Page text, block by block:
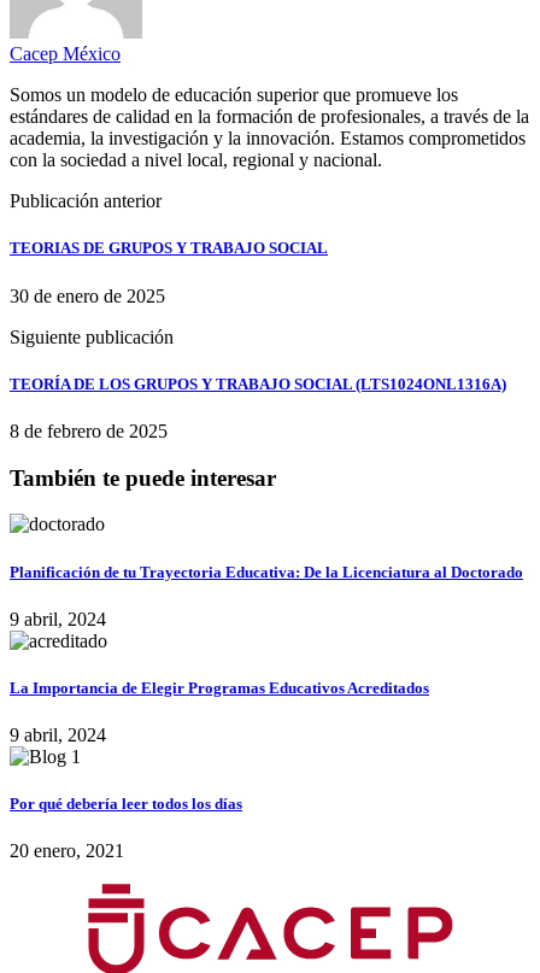
Cacep México
Somos un modelo de educación superior que promueve los
estándares de calidad en la formación de profesionales, a través de la
academia, la investigación y la innovación. Estamos comprometidos
con la sociedad a nivel local, regional y nacional.
Publicación anterior
TEORIAS DE GRUPOS Y TRABAJO SOCIAL
30 de enero de 2025
Siguiente publicación
TEORÍA DE LOS GRUPOS Y TRABAJO SOCIAL (LTS1024ONL1316A)
8 de febrero de 2025
También te puede interesar
Planificación de tu Trayectoria Educativa: De la Licenciatura al Doctorado
9 abril, 2024
La Importancia de Elegir Programas Educativos Acreditados
9 abril, 2024
Por qué debería leer todos los días
20 enero, 2021